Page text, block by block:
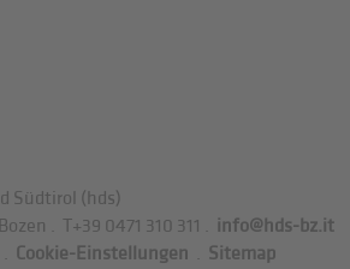
Südtirol (hds)
Bozen T+39 0471 310 311
info@hds-bz.it
Cookie-Einstellungen Sitemap